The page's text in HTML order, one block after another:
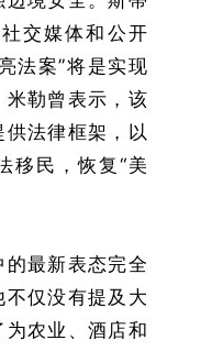
交媒体和公开
法案”将是实现
勒曾表示，该
法律框架，以
移民，恢复“美
最新表态完全
仅没有提及大
农业、酒店和